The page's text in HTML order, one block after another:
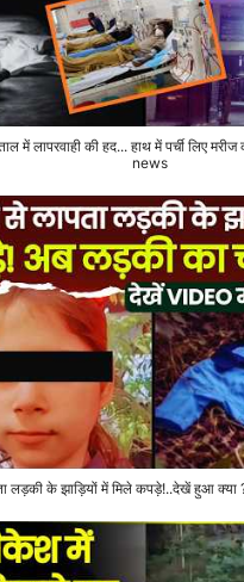
में लापरवाही की हद... हाथ में पर्ची लिए
news
लड़की के झाड़ियों में मिले कपड़े!..देखें हुआ